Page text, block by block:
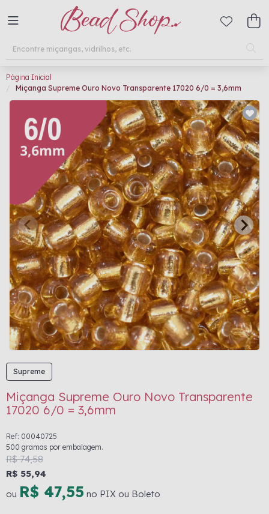
Página Inicial
Miçanga Supreme Ouro Novo Transparente 17020 6/0 = 3,6mm
Supreme
Miçanga Supreme Ouro Novo Transparente
17020 6/0 = 3,6mm
Ref: 00040725
500 gramas por embalagem.
R$ 74,58
R$ 55,94
ou R$ 47,55 no PIX ou Boleto